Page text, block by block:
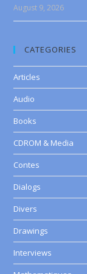
August 9, 2026
CATEGORIES
Articles
Audio
Books
CDROM & Media
Contes
Dialogs
Divers
Drawings
Interviews